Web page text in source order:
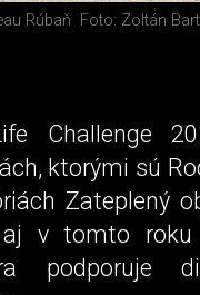
Rúbaň Foto: Zoltán
Challenge
ktorými sú
Zateplený
aj v tomto
podporuje